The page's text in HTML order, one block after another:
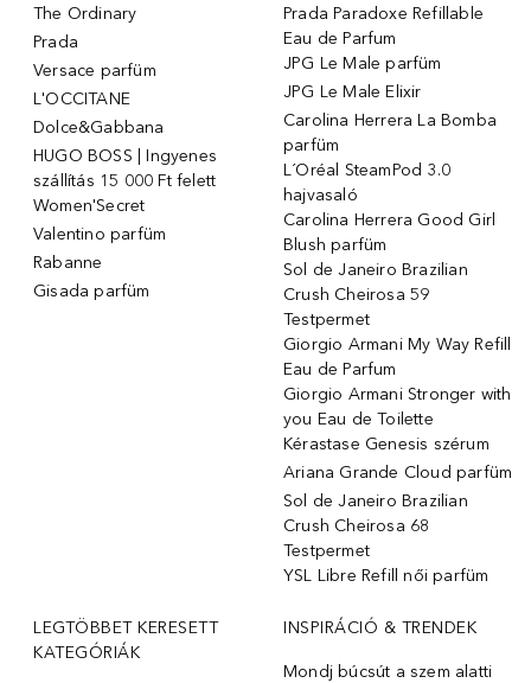
The Ordinary
Prada
Versace parfüm
L'OCCITANE
Dolce&Gabbana
HUGO BOSS | Ingyenes
szállítás 15 000 Ft felett
Women'Secret
Valentino parfüm
Rabanne
Gisada parfüm
Prada Paradoxe Refillable
Eau de Parfum
JPG Le Male parfüm
JPG Le Male Elixir
Carolina Herrera La Bomba
parfüm
L´Oréal SteamPod 3.0
hajvasaló
Carolina Herrera Good Girl
Blush parfüm
Sol de Janeiro Brazilian
Crush Cheirosa 59
Testpermet
Giorgio Armani My Way Refill
Eau de Parfum
Giorgio Armani Stronger with
you Eau de Toilette
Kérastase Genesis szérum
Ariana Grande Cloud parfüm
Sol de Janeiro Brazilian
Crush Cheirosa 68
Testpermet
YSL Libre Refill női parfüm
LEGTÖBBET KERESETT
KATEGÓRIÁK
INSPIRÁCIÓ & TRENDEK
Mondj búcsút a szem alatti